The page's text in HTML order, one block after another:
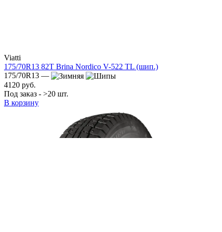
Viatti
175/70R13 82T Brina Nordico V-522 TL (шип.)
175/70R13 —
4120 руб.
Под заказ - >20 шт.
В корзину